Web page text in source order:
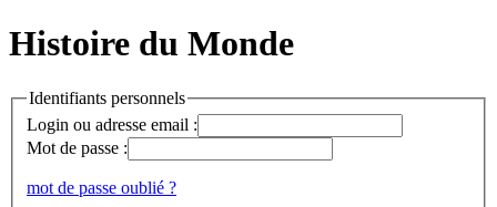
Histoire du Monde
Identifiants personnels
Login ou adresse email :
Mot de passe :
mot de passe oublié ?